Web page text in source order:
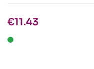
€11.43